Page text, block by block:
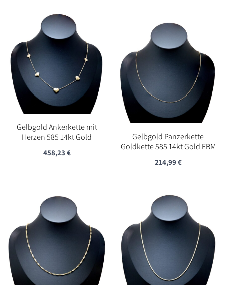
264,90 €199,00 €.
Gelbgold Ankerkette mit
Herzen 585 14kt Gold
458,23 €
Gelbgold Panzerkette
Goldkette 585 14kt Gold FBM
214,99€